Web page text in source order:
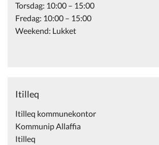
Torsdag: 10:00 – 15:00
Fredag: 10:00 – 15:00
Weekend: Lukket
Itilleq
Itilleq kommunekontor
Kommunip Allaffia
Itilleq